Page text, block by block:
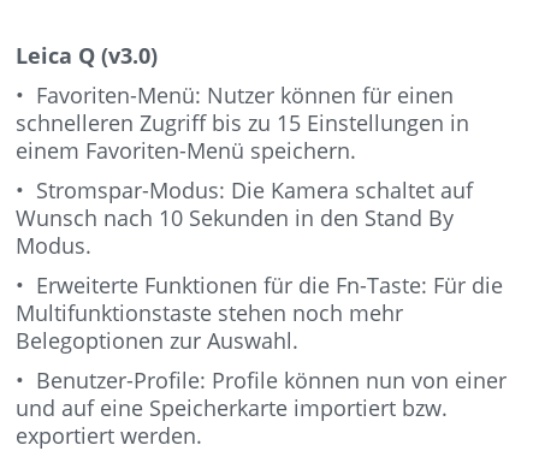
Leica Q (v3.0)
• Favoriten-Menü: Nutzer können für einen
schnelleren Zugriff bis zu 15 Einstellungen in
einem Favoriten-Menü speichern.
• Stromspar-Modus: Die Kamera schaltet auf
Wunsch nach 10 Sekunden in den Stand By
Modus.
• Erweiterte Funktionen für die Fn-Taste: Für die
Multifunktionstaste stehen noch mehr
Belegoptionen zur Auswahl.
• Benutzer-Profile: Profile können nun von einer
und auf eine Speicherkarte importiert bzw.
exportiert werden.